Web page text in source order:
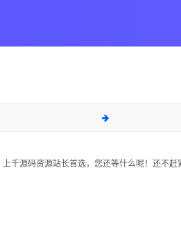
千源码资源站长首选，您还等什么呢！还不赶